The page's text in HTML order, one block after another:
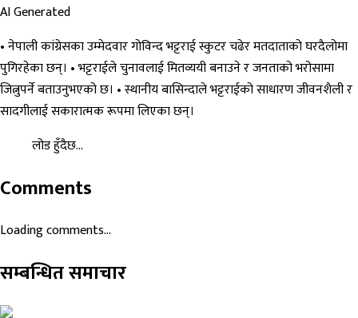
AI Generated
• नेपाली कांग्रेसका उम्मेदवार गोविन्द भट्टराई स्कुटर चढेर मतदाताको घरदैलोमा
पुगिरहेका छन्। • भट्टराईले चुनावलाई मितव्ययी बनाउने र जनताको भरोसामा
जित्नुपर्ने बताउनुभएको छ। • स्थानीय बासिन्दाले भट्टराईको साधारण जीवनशैली र
सादगीलाई सकारात्मक रूपमा लिएका छन्।
लोड हुँदैछ...
Comments
Loading comments...
सम्बन्धित समाचार